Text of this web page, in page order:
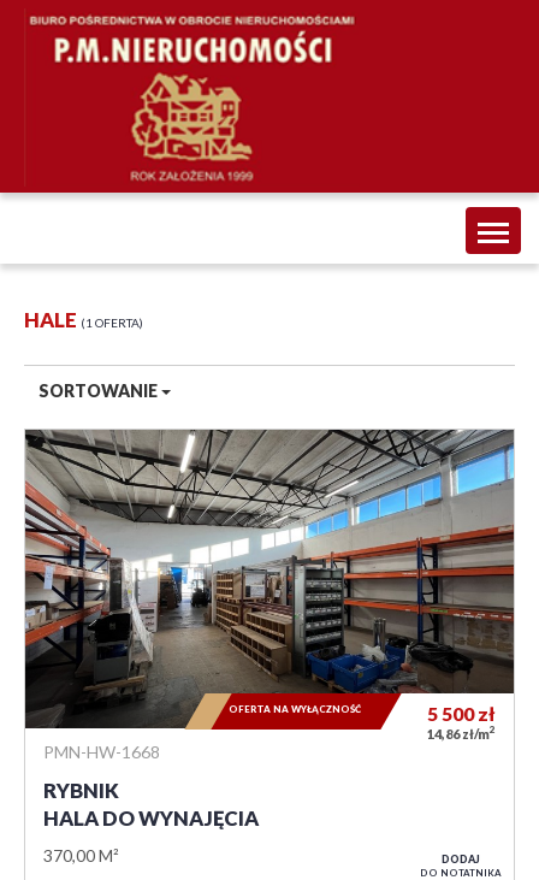
HALE 1 OFERTA
SORTOWANIE
PMN-HW-1668
RYBNIK
HALA DO WYNAJĘCIA
370,00 M²
5 500zł
14,86 zł/m2
OFERTA NA WYŁĄCZNOŚĆ
DODAJ
DO NOTATNIKA